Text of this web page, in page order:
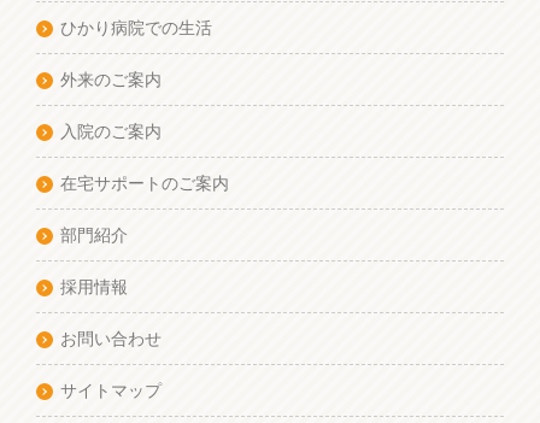
ひかり病院での生活
外来のご案内
入院のご案内
在宅サポートのご案内
部門紹介
採用情報
お問い合わせ
サイトマップ